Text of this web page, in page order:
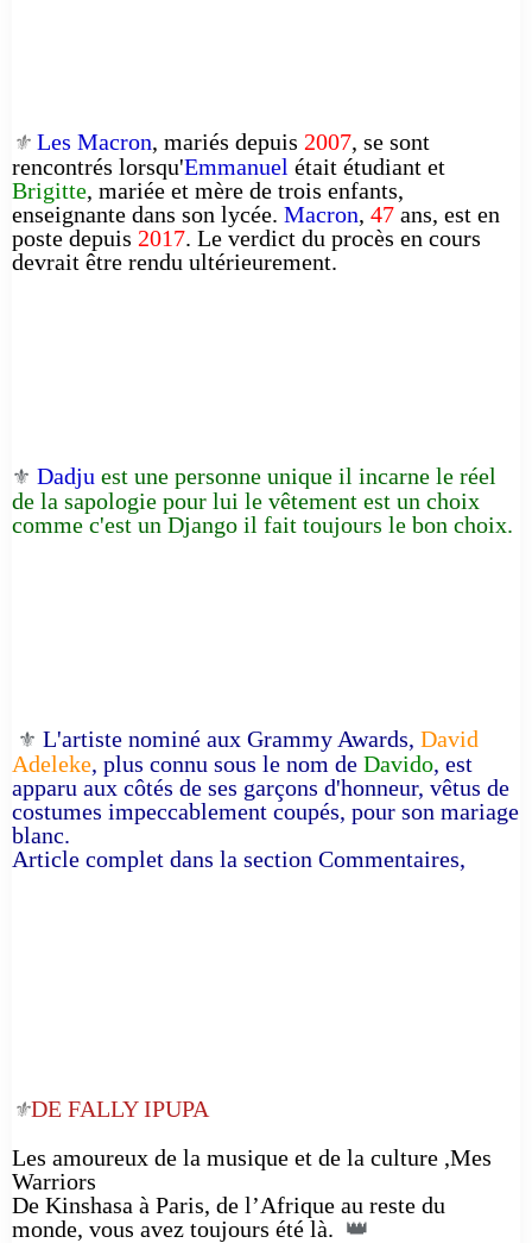
⚜️ Les Macron, mariés depuis 2007, se sont
rencontrés lorsqu'Emmanuel était étudiant et
Brigitte, mariée et mère de trois enfants,
enseignante dans son lycée. Macron, 47 ans, est en
poste depuis 2017. Le verdict du procès en cours
devrait être rendu ultérieurement.
⚜️ Dadju est une personne unique il incarne le réel
de la sapologie pour lui le vêtement est un choix
comme c'est un Django il fait toujours le bon choix.
⚜️ L'artiste nominé aux Grammy Awards, David
Adeleke, plus connu sous le nom de Davido, est
apparu aux côtés de ses garçons d'honneur, vêtus de
costumes impeccablement coupés, pour son mariage
blanc.
Article complet dans la section Commentaires,
⚜️DE FALLY IPUPA
Les amoureux de la musique et de la culture ,Mes
Warriors
De Kinshasa à Paris, de l’Afrique au reste du
monde, vous avez toujours été là. 👑